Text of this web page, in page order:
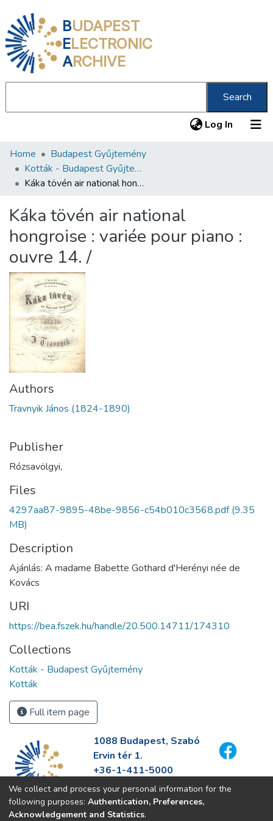
BUDAPEST
ELECTRONIC
ARCHIVE
Search
Log In (current)
Communities & Collections
All of DSpace
About us
Home
Budapest Gyűjtemény
Kották - Budapest Gyűjtemény
Káka tövén air national hongroise : variée pour piano : ouvre 14. /
Káka tövén air national
hongroise : variée pour piano :
ouvre 14. /
Authors
Travnyik János (1824-1890)
Publisher
Rózsavölgyi,
Files
4297aa87-9895-48be-9856-c54b010c3568.pdf(9.35
MB)
Description
Ajánlás: A madame Babette Gothard d'Herényi née de
Kovács
URI
https://bea.fszek.hu/handle/20.500.14711/174310
Collections
Kották - Budapest Gyűjtemény
Kották
Full item page
1088 Budapest, Szabó
Ervin tér 1.
+36-1-411-5000
info@fszek.hu
https://fszek.hu
We collect and process your personal information for the
following purposes: Authentication, Preferences,
Acknowledgement and Statistics.